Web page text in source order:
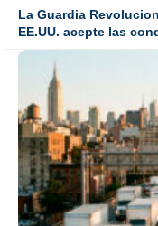
La Guardia
EE.UU. acepte las